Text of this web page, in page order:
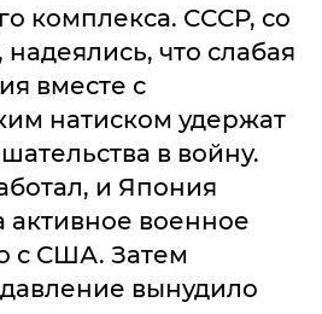
комплекса. СССР, со
что слабая
вместе с
натиском удержат
в войну.
и Япония
активное военное
с США. Затем
вынудило